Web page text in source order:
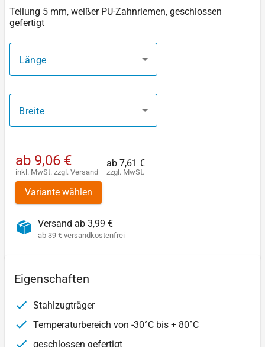
Teilung 5 mm, weißer PU-Zahnriemen, geschlossen
gefertigt
Länge
Breite
ab 9,06 €
inkl. MwSt. zzgl. Versand
ab 7,61 €
zzgl. MwSt.
Variante wählen
Versand ab 3,99 €
ab 39 € versandkostenfrei
Eigenschaften
Stahlzugträger
Temperaturbereich von -30°C bis + 80°C
geschlossen gefertigt